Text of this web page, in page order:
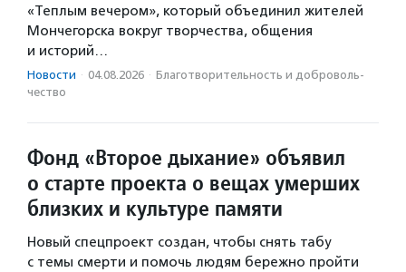
«Теплым вечером», который объединил жителей
Мончегорска вокруг творчества, общения
и историй…
Новости · 04.08.2026 · Благотвори­тель­ность и доброволь­
чест­во
Фонд «Второе дыхание» объявил
о старте проекта о вещах умерших
близких и культуре памяти
Новый спецпроект создан, чтобы снять табу
с темы смерти и помочь людям бережно пройти